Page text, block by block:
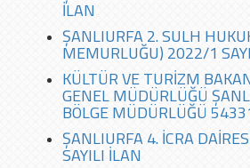
İLAN
ŞANLIURFA 2. SULH
MEMURLUĞU) 2022/1
KÜLTÜR VE TURİZM
GENEL MÜDÜRLÜĞÜ
BÖLGE MÜDÜRLÜĞÜ
ŞANLIURFA 4. İCRA
SAYILI İLAN